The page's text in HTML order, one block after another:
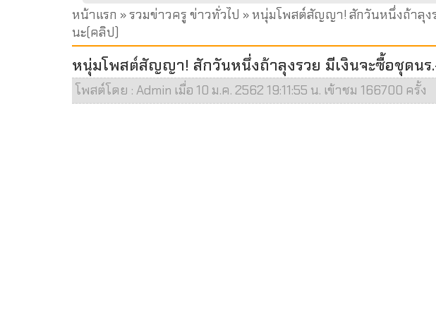
หน้าแรก »รวมข่าวครู ข่าวทั่วไป » หนุ่มโพสต์สัญญา! สักวันหนึ่งถ้าลุง
นะ(คลิป)
หนุ่มโพสต์สัญญา! สักวันหนึ่งถ้าลุงรวย มีเงินจะซื้อชุดนร
โพสต์โดย : Admin เมื่อ 10 ม.ค. 2562 19:11:55 น. เข้าชม 166700 ครั้ง